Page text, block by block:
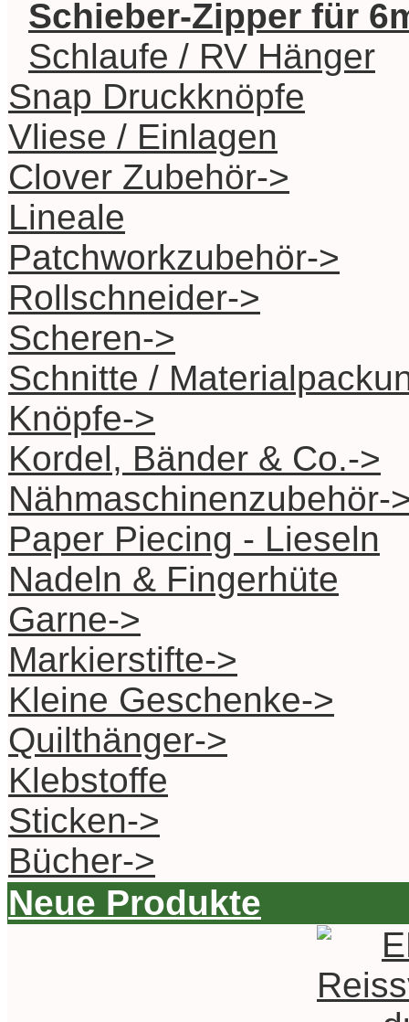
Schieber-Zipper für
Schlaufe / RV Hänger
Snap Druckknöpfe
Vliese / Einlagen
Clover Zubehör->
Lineale
Patchworkzubehör->
Rollschneider->
Scheren->
Schnitte /
Knöpfe->
Kordel, Bänder & Co.->
Nähmaschinenzubehör-
Paper Piecing - Lieseln
Nadeln & Fingerhüte
Garne->
Markierstifte->
Kleine Geschenke->
Quilthänger->
Klebstoffe
Sticken->
Bücher->
Neue Produkte